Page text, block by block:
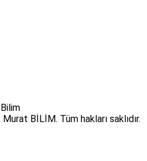
BİLİM. Tüm hakları saklıdır.